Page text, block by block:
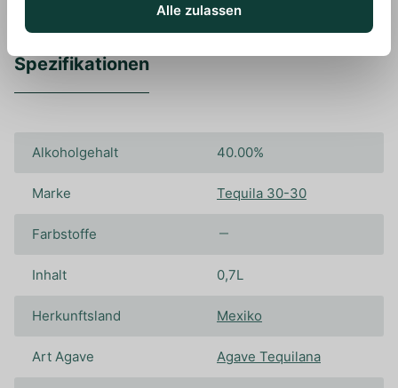
Spezifikationen
Alkoholgehalt 40.00%
Marke Tequila 30-30
Farbstoffe
Inhalt 0,7L
Herkunftsland Mexiko
Art Agave Agave Tequilana
Alle zulassen